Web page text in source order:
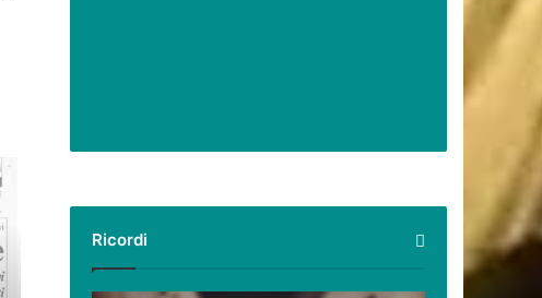
Ricordi